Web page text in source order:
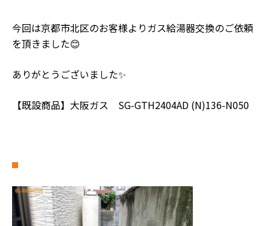
今回は京都市北区のお客様よりガス給湯器交換のご依頼
を頂きました😊
ありがとうございました✨
【既設商品】大阪ガス SG-GTH2404AD (N)136-N050